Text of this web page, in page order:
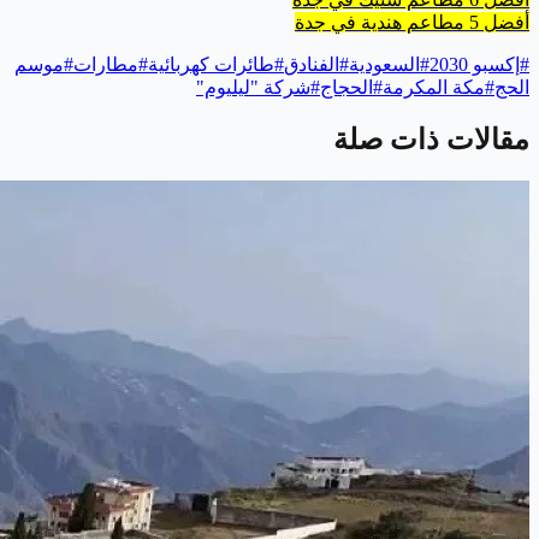
أفضل 5 مطاعم هندية في جدة
# إكسبو 2030 # السعودية# الفنادق#طائرات كهربائية#مطارات#موسم
الحج#مكة المكرمة# الحجاج#شركة "ليليوم"
مقالات ذات صلة